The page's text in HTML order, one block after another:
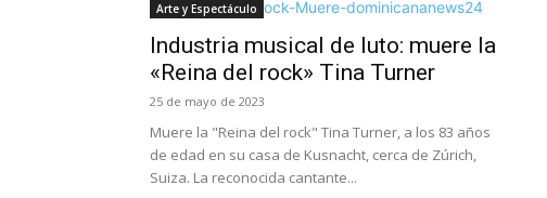
Arte y Espectáculo
Industria musical de luto: muere la
«Reina del rock» Tina Turner
25 de mayo de 2023
Muere la "Reina del rock" Tina Turner, a los 83 años
de edad en su casa de Kusnacht, cerca de Zúrich,
Suiza. La reconocida cantante...